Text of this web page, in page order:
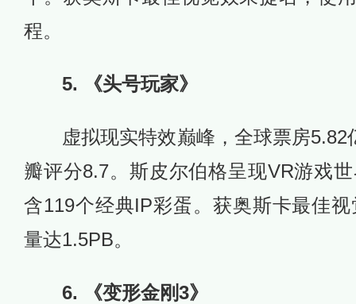
程。
5. 《头号玩家》
虚拟现实特效巅峰，全球票房
瓣评分8.7。斯皮尔伯格呈现VR游戏
含119个经典IP彩蛋。获奥斯卡最佳
量达1.5PB。
6. 《变形金刚3》